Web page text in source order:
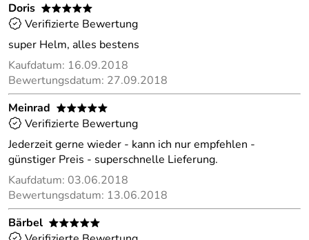
Doris
*****
Verifizierte Bewertung
super Helm, alles bestens
Kaufdatum: 16.09.2018
Bewertungsdatum: 27.09.2018
Meinrad
*****
Verifizierte Bewertung
Jederzeit gerne wieder - kann ich nur empfehlen -
günstiger Preis - superschnelle Lieferung.
Kaufdatum: 03.06.2018
Bewertungsdatum: 13.06.2018
Bärbel
*****